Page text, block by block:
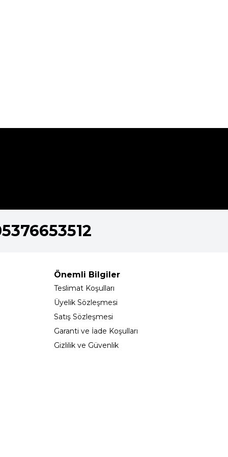
Önemli Bilgiler
Teslimat Koşulları
Üyelik Sözleşmesi
Satış Sözleşmesi
Garanti ve İade Koşulları
Gizlilik ve Güvenlik